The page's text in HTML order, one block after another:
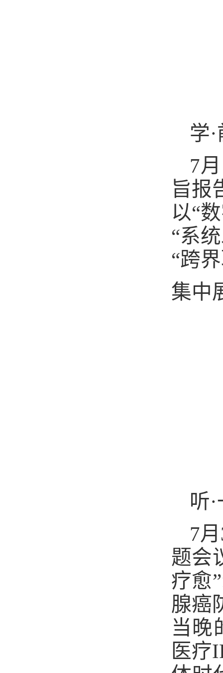
学
7
旨报
以“
“系
“跨
集中
听
7
题会
疗愈
腺癌
当晚
医疗